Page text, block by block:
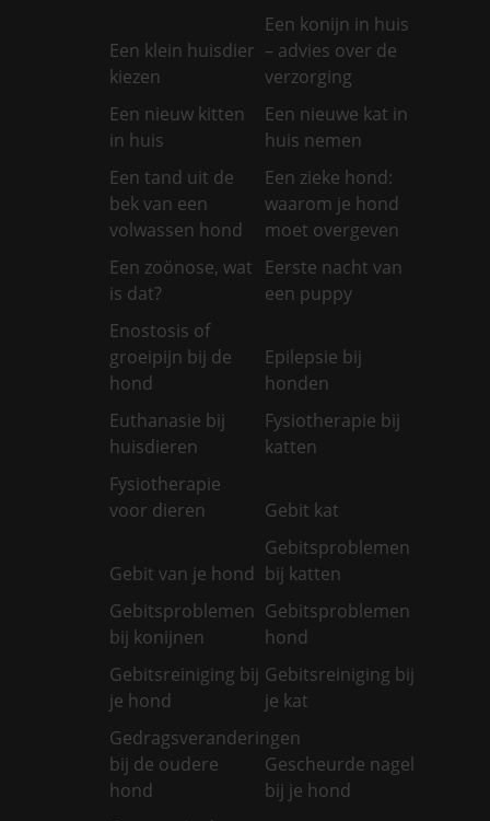
Een klein huisdier
kiezen
Een konijn in huis
– advies over de
verzorging
Een nieuw kitten
in huis
Een nieuwe kat in
huis nemen
Een tand uit de
bek van een
volwassen hond
Een zieke hond:
waarom je hond
moet overgeven
Een zoönose, wat
is dat?
Eerste nacht van
een puppy
Enostosis of
groeipijn bij de
hond
Epilepsie bij
honden
Euthanasie bij
huisdieren
Fysiotherapie bij
katten
Fysiotherapie
voor dieren
Gebit kat
Gebit van je hond
Gebitsproblemen
bij katten
Gebitsproblemen
bij konijnen
Gebitsproblemen
hond
Gebitsreiniging bij
je hond
Gebitsreiniging bij
je kat
Gedragsveranderingen
bij de oudere
hond
Gescheurde nagel
bij je hond